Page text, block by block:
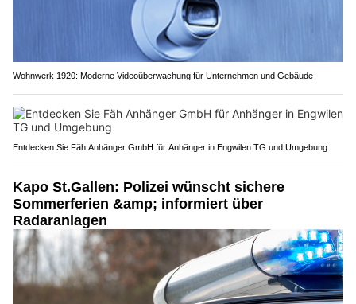
Wohnwerk 1920: Moderne Videoüberwachung für Unternehmen und Gebäude
Entdecken Sie Fäh Anhänger GmbH für Anhänger in Engwilen TG und Umgebung
Kapo St.Gallen: Polizei wünscht sichere
Sommerferien &amp; informiert über
Radaranlagen